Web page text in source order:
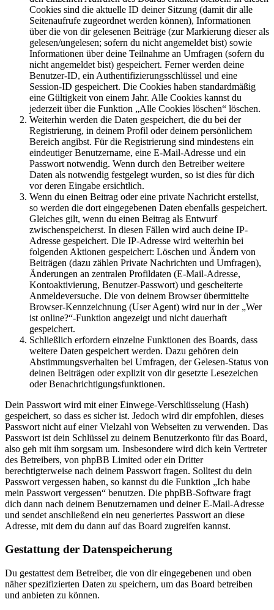
Cookies sind die aktuelle ID deiner Sitzung (damit dir alle
Seitenaufrufe zugeordnet werden können), Informationen
über die von dir gelesenen Beiträge (zur Markierung dieser als
gelesen/ungelesen; sofern du nicht angemeldet bist) sowie
Informationen über deine Teilnahme an Umfragen (sofern du
nicht angemeldet bist) gespeichert. Ferner werden deine
Benutzer-ID, ein Authentifizierungsschlüssel und eine
Session-ID gespeichert. Die Cookies haben standardmäßig
eine Gültigkeit von einem Jahr. Alle Cookies kannst du
jederzeit über die Funktion „Alle Cookies löschen“ löschen.
Weiterhin werden die Daten gespeichert, die du bei der
Registrierung, in deinem Profil oder deinem persönlichem
Bereich angibst. Für die Registrierung sind mindestens ein
eindeutiger Benutzername, eine E-Mail-Adresse und ein
Passwort notwendig. Wenn durch den Betreiber weitere
Daten als notwendig festgelegt wurden, so ist dies für dich
vor deren Eingabe ersichtlich.
Wenn du einen Beitrag oder eine private Nachricht erstellst,
so werden die dort eingegebenen Daten ebenfalls gespeichert.
Gleiches gilt, wenn du einen Beitrag als Entwurf
zwischenspeicherst. In diesen Fällen wird auch deine IP-
Adresse gespeichert. Die IP-Adresse wird weiterhin bei
folgenden Aktionen gespeichert: Löschen und Ändern von
Beiträgen (dazu zählen Private Nachrichten und Umfragen),
Änderungen an zentralen Profildaten (E-Mail-Adresse,
Kontoaktivierung, Benutzer-Passwort) und gescheiterte
Anmeldeversuche. Die von deinem Browser übermittelte
Browser-Kennzeichnung (User Agent) wird nur in der „Wer
ist online?“-Funktion angezeigt und nicht dauerhaft
gespeichert.
Schließlich erfordern einzelne Funktionen des Boards, dass
weitere Daten gespeichert werden. Dazu gehören dein
Abstimmungsverhalten bei Umfragen, der Gelesen-Status von
deinen Beiträgen oder explizit von dir gesetzte Lesezeichen
oder Benachrichtigungsfunktionen.
Dein Passwort wird mit einer Einwege-Verschlüsselung (Hash)
gespeichert, so dass es sicher ist. Jedoch wird dir empfohlen, dieses
Passwort nicht auf einer Vielzahl von Webseiten zu verwenden. Das
Passwort ist dein Schlüssel zu deinem Benutzerkonto für das Board,
also geh mit ihm sorgsam um. Insbesondere wird dich kein Vertreter
des Betreibers, von phpBB Limited oder ein Dritter
berechtigterweise nach deinem Passwort fragen. Solltest du dein
Passwort vergessen haben, so kannst du die Funktion „Ich habe
mein Passwort vergessen“ benutzen. Die phpBB-Software fragt
dich dann nach deinem Benutzernamen und deiner E-Mail-Adresse
und sendet anschließend ein neu generiertes Passwort an diese
Adresse, mit dem du dann auf das Board zugreifen kannst.
Gestattung der Datenspeicherung
Du gestattest dem Betreiber, die von dir eingegebenen und oben
näher spezifizierten Daten zu speichern, um das Board betreiben
und anbieten zu können.